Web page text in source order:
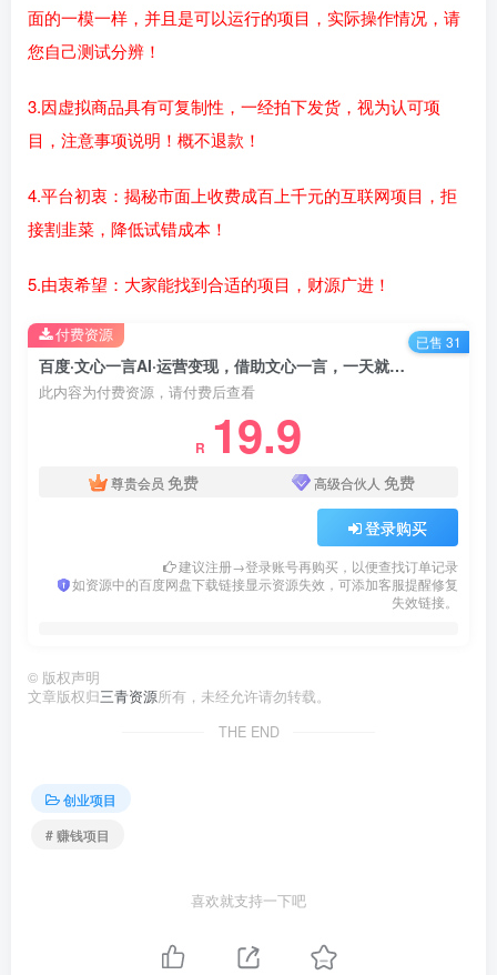
面的一模一样，并且是可以运行的项目，实际操作情况，请
您自己测试分辨！
3.因虚拟商品具有可复制性，一经拍下发货，视为认可项
目，注意事项说明！概不退款！
4.平台初衷：揭秘市面上收费成百上千元的互联网项目，拒
接割韭菜，降低试错成本！
5.由衷希望：大家能找到合适的项目，财源广进！
百度·文心一言AI·运营变现，借助文心一言，一天就可以创造奇迹
此内容为付费资源，请付费后查看
R 19.9
尊贵会员 免费 高级合伙人 免费
登录购买
建议注册→登录账号再购买，以便查找订单记录
如资源中的百度网盘下载链接显示资源失效，可添加客服提醒修复
失效链接。
付费资源 已售 31
© 版权声明
文章版权归三青资源所有，未经允许请勿转载。
THE END
创业项目
# 赚钱项目
喜欢就支持一下吧